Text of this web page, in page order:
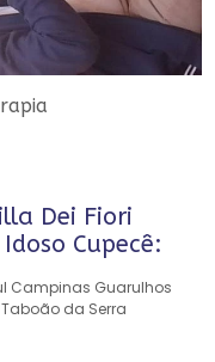
Dei Fiori
Cupecê:
Campinas Guarulhos
Taboão da Serra